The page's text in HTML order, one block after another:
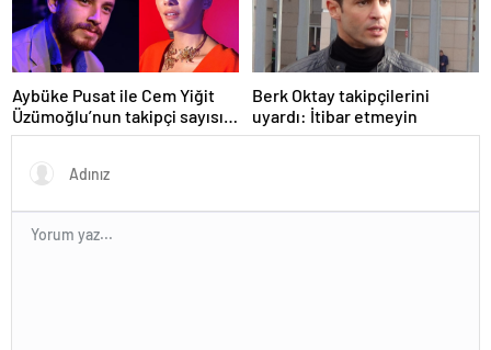
Aybüke Pusat ile Cem Yiğit
Üzümoğlu’nun takipçi sayısı
arttı
Berk Oktay takipçilerini
uyardı: İtibar etmeyin